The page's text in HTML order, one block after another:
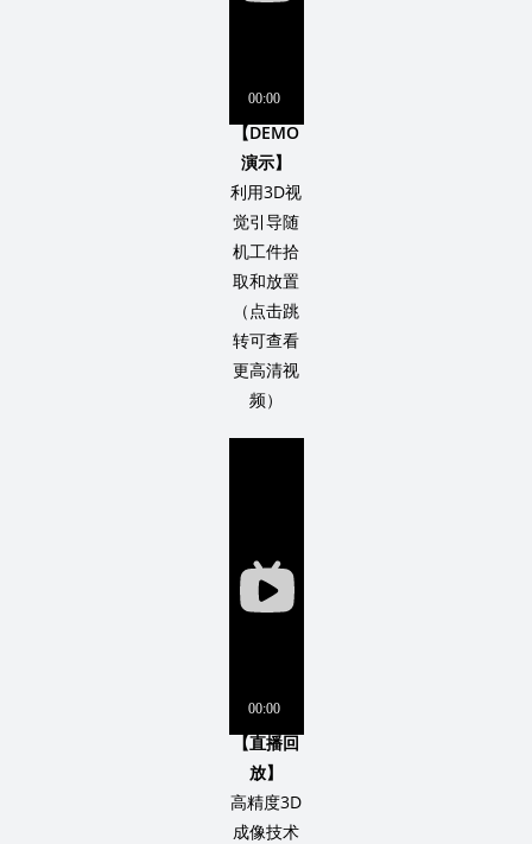
【DEMO
演示】
利用3D视
觉引导随
机工件拾
取和放置
（点击跳
转可查看
更高清视
频）
【直播回
放】
高精度3D
成像技术